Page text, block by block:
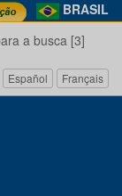
BRASIL
a busca [3]
Español Français